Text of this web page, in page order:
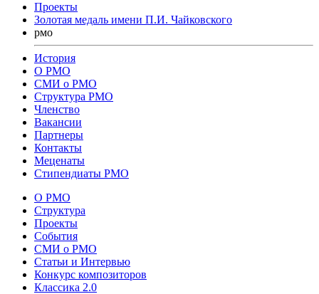
Проекты
Золотая медаль имени П.И. Чайковского
рмо
История
О РМО
СМИ о РМО
Структура РМО
Членство
Вакансии
Партнеры
Контакты
Меценаты
Стипендиаты РМО
О РМО
Структура
Проекты
События
СМИ о РМО
Статьи и Интервью
Конкурс композиторов
Классика 2.0